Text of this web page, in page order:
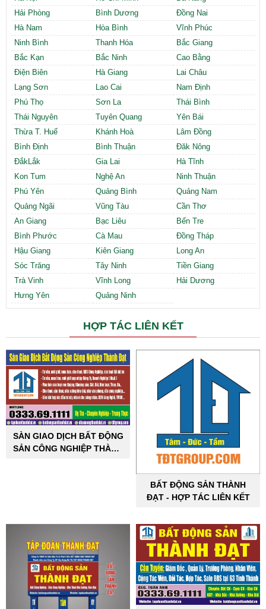
Cần thuê MBKD tại Phường Yên Sở
Cần thuê MBKD tại Phường Hoàng Liệt
Cần thuê MBKD tại Phường Định Công
Cần thuê MBKD tại Phường Tương Mai
Cần thuê MBKD tại Phường Vĩnh Hưng
Cần thuê MBKD tại Phường Lĩnh Nam
Cần thuê MBKD tại Phường Hồng Hà
Cần thuê MBKD tại Phường Láng
Cần thuê MBKD tại Phường Văn Miếu
Cần thuê MBKD tại Phường Kim Liên
Cần thuê MBKD tại Phường Bạch Mai
Cần thuê MBKD tại Phường Vĩnh Tuy
Hải Phòng
Bình Dương
Đồng Nai
Hà Nam
Hòa Bình
Vĩnh Phúc
Ninh Bình
Thanh Hóa
Bắc Giang
Bắc Kạn
Bắc Ninh
Cao Bằng
Điện Biên
Hà Giang
Lai Châu
Lạng Sơn
Lao Cai
Nam Định
Phú Thọ
Sơn La
Thái Bình
Thái Nguyên
Tuyên Quang
Yên Bái
Thừa T. Huế
Khánh Hoà
Lâm Đồng
Bình Định
Bình Thuận
Đăk Nông
ĐắkLắk
Gia Lai
Hà Tĩnh
Kon Tum
Nghệ An
Ninh Thuận
Phú Yên
Quảng Bình
Quảng Nam
Quảng Ngãi
Vũng Tàu
Cần Thơ
An Giang
Bạc Liêu
Bến Tre
Bình Phước
Cà Mau
Đồng Tháp
Hậu Giang
Kiên Giang
Long An
Sóc Trăng
Tây Ninh
Tiền Giang
Trà Vinh
Vĩnh Long
Hải Dương
Hưng Yên
Quảng Ninh
HỢP TÁC LIÊN KẾT
SÀN GIAO DỊCH BẤT ĐỘNG
SẢN CÔNG NGHIỆP THÀNH
BẤT ĐỘNG SẢN THÀNH
ĐẠT - HỢP TÁC LIÊN KẾT